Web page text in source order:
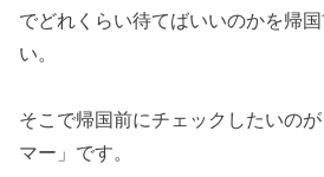
でどれくらい待てばいいのかを帰
い。
そこで帰国前にチェックしたいの
マー」です。